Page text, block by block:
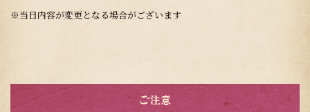
※当日内容が変更となる場合がございます
ご注意